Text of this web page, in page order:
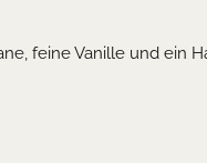
feine Vanille und ein